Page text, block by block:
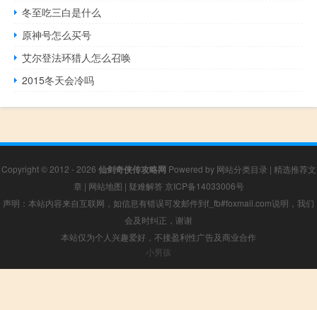
冬至吃三白是什么
原神号怎么买号
艾尔登法环猎人怎么召唤
2015冬天会冷吗
Copyright © 2012 - 2026 仙剑奇侠传攻略网 Powered by 网站分类目录 | 精选推荐文
章 | 网站地图 | 疑难解答 京ICP备14033006号
声明：本站内容来自互联网，如信息有错误可发邮件到f_fb#foxmail.com说明，我们
会及时纠正，谢谢
本站仅为个人兴趣爱好，不接盈利性广告及商业合作
小男孩